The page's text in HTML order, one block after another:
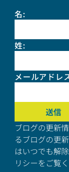
名:
姓:
メールアドレ
ブログの更新
るブログの更
はいつでも解
リシーをご覧